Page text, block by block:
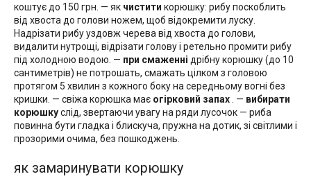
коштує до 150 грн. — як чистити корюшку: рибу поскоблить
від хвоста до голови ножем, щоб відокремити луску.
Надрізати рибу уздовж черева від хвоста до голови,
видалити нутрощі, відрізати голову і ретельно промити рибу
під холодною водою. — при смаженні дрібну корюшку (до 10
сантиметрів) не потрошать, смажать цілком з головою
протягом 5 хвилин з кожного боку на середньому вогні без
кришки. — свіжа корюшка має огірковий запах . — вибирати
корюшкуслід, звертаючи увагу на ряди лусочок — риба
повинна бути гладка і блискуча, пружна на дотик, зі світлими і
прозорими очима, без пошкоджень.
як замаринувати корюшку